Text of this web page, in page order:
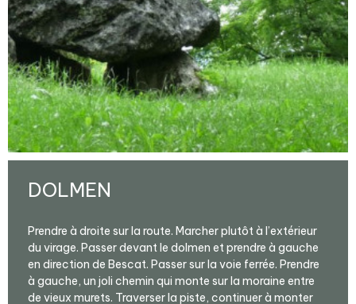
DOLMEN
Prendre à droite sur la route. Marcher plutôt à l’extérieur
du virage. Passer devant le dolmen et prendre à gauche
en direction de Bescat. Passer sur la voie ferrée. Prendre
à gauche, un joli chemin qui monte sur la moraine entre
de vieux murets. Traverser la piste, continuer à monter